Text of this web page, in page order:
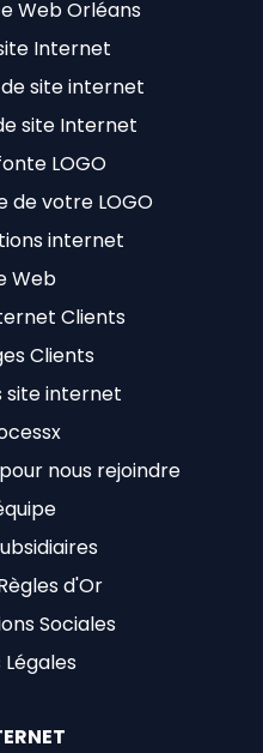
Web Orléans
Internet
site internet
site Internet
LOGO
de votre LOGO
internet
Web
Clients
Clients
site internet
nous rejoindre
d'Or
Sociales